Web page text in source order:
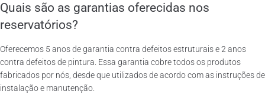
Quais são as garantias oferecidas nos
reservatórios?
Oferecemos 5 anos de garantia contra defeitos estruturais e 2 anos
contra defeitos de pintura. Essa garantia cobre todos os produtos
fabricados por nós, desde que utilizados de acordo com as instruções de
instalação e manutenção.